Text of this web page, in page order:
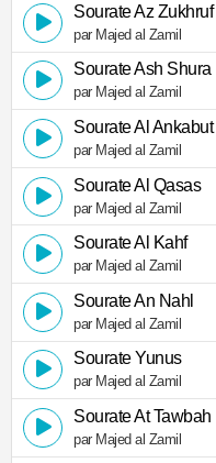
Sourate Az Zukhruf
par Majed al Zamil
Sourate Ash Shura
par Majed al Zamil
Sourate Al Ankabut
par Majed al Zamil
Sourate Al Qasas
par Majed al Zamil
Sourate Al Kahf
par Majed al Zamil
Sourate An Nahl
par Majed al Zamil
Sourate Yunus
par Majed al Zamil
Sourate At Tawbah
par Majed al Zamil